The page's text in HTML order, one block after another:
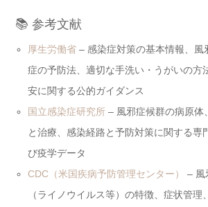
📚 参考文献
厚生労働省 – 感染症対策の基本情報、風
症の予防法、適切な手洗い・うがいの方
安に関する公的ガイダンス
国立感染症研究所 – 風邪症候群の病原体
と治療、感染経路と予防対策に関する専
び疫学データ
CDC（米国疾病予防管理センター）
– 風
（ライノウイルス等）の特徴、症状管理